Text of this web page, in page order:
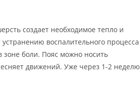
создает необходимое тепло и
устранению воспалительного процесса
боли. Пояс можно носить
движений. Уже через 1-2 неделю